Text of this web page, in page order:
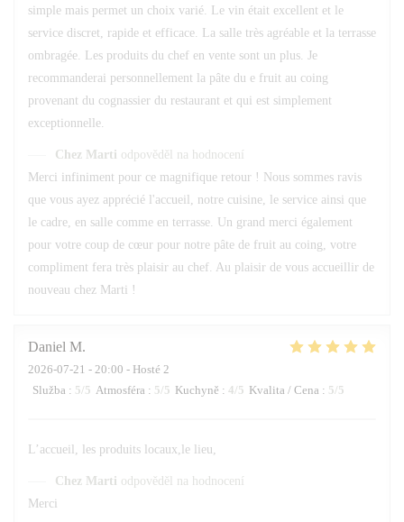
simple mais permet un choix varié. Le vin était excellent et le
service discret, rapide et efficace. La salle très agréable et la terrasse
ombragée. Les produits du chef en vente sont un plus. Je
recommanderai personnellement la pâte du e fruit au coing
provenant du cognassier du restaurant et qui est simplement
exceptionnelle.
Chez Marti odpověděl na hodnocení
Merci infiniment pour ce magnifique retour ! Nous sommes ravis
que vous ayez apprécié l'accueil, notre cuisine, le service ainsi que
le cadre, en salle comme en terrasse. Un grand merci également
pour votre coup de cœur pour notre pâte de fruit au coing, votre
compliment fera très plaisir au chef. Au plaisir de vous accueillir de
nouveau chez Marti !
Daniel M
2026-07-21 - 20:00 - Hosté 2
Služba : 5/5 Atmosféra : 5/5 Kuchyně : 4/5 Kvalita / Cena : 5/5
L’accueil, les produits locaux,le lieu,
Chez Marti odpověděl na hodnocení
Merci